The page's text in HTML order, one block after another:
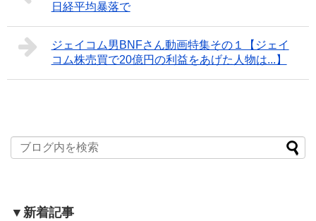
日経平均暴落で
ジェイコム男BNFさん動画特集その１【ジェイ
コム株売買で20億円の利益をあげた人物は...】
▼新着記事